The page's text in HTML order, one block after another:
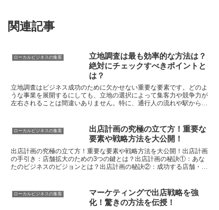
関連記事
ローカルビジネスの集客
立地調査は最も効率的な方法は？
絶対にチェックすべきポイントと
は？
立地調査はビジネス成功のために欠かせない重要な要素です。どのよ
うな事業を展開するにしても、立地の選択によって集客力や競争力が
左右されることは間違いありません。特に、通行人の流れや駅からの
ローカルビジネスの集客
出店計画の究極の立て方！重要な
要素や戦略方法を大公開！
出店計画の究極の立て方！重要な要素や戦略方法を大公開！出店計画
の手引き：店舗拡大のための3つの鍵とは？出店計画の秘訣①：あな
たのビジネスのビジョンとは？出店計画の秘訣②：成功する店舗・ブ
ローカルビジネスの集客
マーケティングで出店戦略を強
化！驚きの方法を伝授！